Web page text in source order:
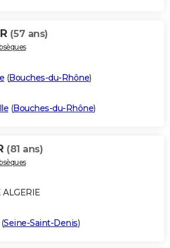
(57 ans)
(Bouches-du-Rhône)
(Bouches-du-Rhône)
(81 ans)
ALGERIE
Seine-Saint-Denis)